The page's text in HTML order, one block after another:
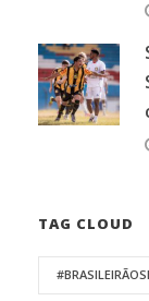
TAG CLOUD